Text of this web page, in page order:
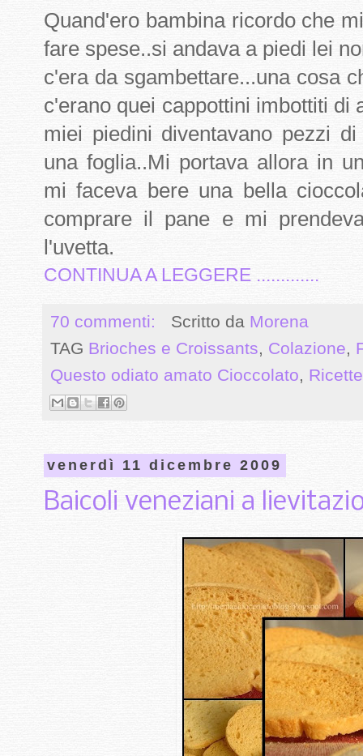
Quand'ero bambina ricordo che
fare spese..si andava a piedi lei
c'era da sgambettare...una cosa
c'erano quei cappottini imbottiti di
miei piedini diventavano pezzi
una foglia..Mi portava allora in
mi faceva bere una bella
comprare il pane e mi
l'uvetta.
CONTINUA A LEGGERE .............
70 commenti: Scritto da Morena
TAG Brioches e Croissants, Colazione,
Questo odiato amato Cioccolato,
venerdì 11 dicembre 2009
Baicoli veneziani a